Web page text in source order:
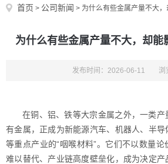
首页 > 公司新闻 > 为什么有些金属产量不大，
为什么有些金属产量不大，却能
发布时间：2026-06-11 浏
在铜、铝、铁等大宗金属之外，一类
有金属，正成为新能源汽车、机器人、半
等重点产业的“咽喉材料”。它们不以数量论
难以替代、产业链高度壁垒化，成为决定